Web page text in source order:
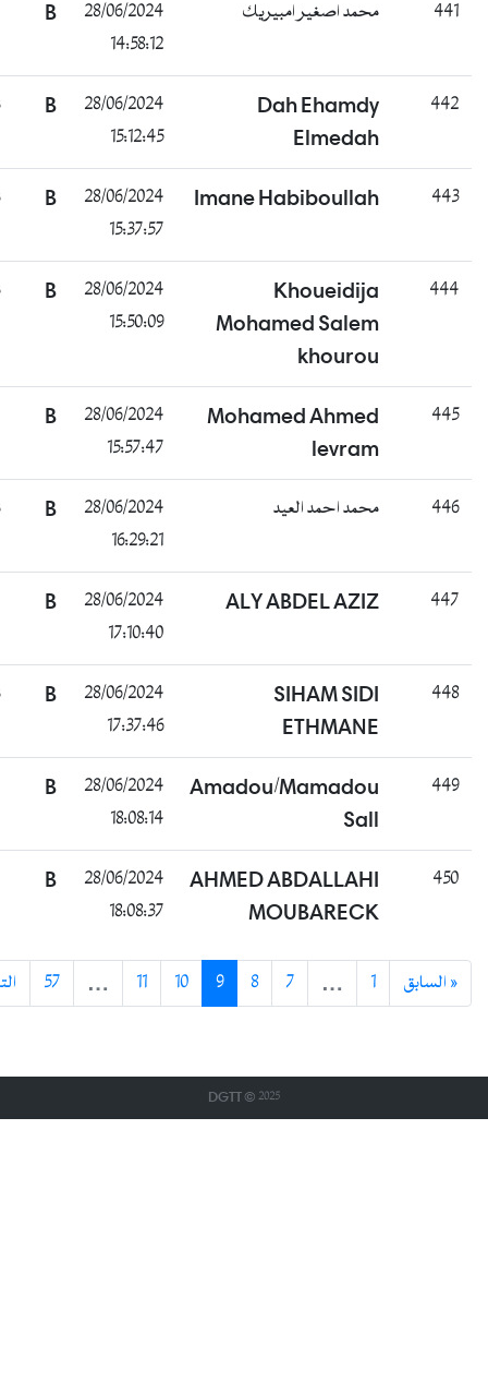
محمد اصغير امبيريك
28/06/2024
14:58:12
B راسب
Dah Ehamdy
Elmedah
28/06/2024
15:12:45
B ناجح
Imane Habiboullah
28/06/2024
15:37:57
B ناجح
Khoueidija
Mohamed Salem
khourou
28/06/2024
15:50:09
B ناجح
Mohamed Ahmed
levram
28/06/2024
15:57:47
B غائب
محمد احمد العيد
28/06/2024
B ناجح
ALY ABDEL AZIZ
28/06/2024
17:10:40
B غائب
SIHAM SIDI
ETHMANE
28/06/2024
17:37:46
B ناجح
Amadou/Mamadou
28/06/2024
18:08:14
B غائب
AHMED ABDALLAHI
MOUBARECK
28/06/2024
18:08:37
B غائب
1
…
7
…
57 التالي »
DGTT © 2025